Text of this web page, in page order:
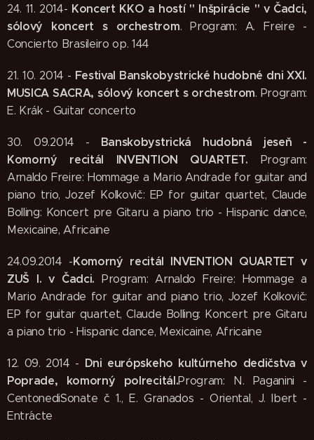
24. 11. 2014- Koncert KKO a hostí " Inšpirácie " v Čadci,
sólový koncert s orchestrom. Program: A. Freire -
Concierto Brasileiro op. 144
21. 10. 2014 - Festival Banskobystrické hudobné dni XXI.
MUSICA SACRA, sólový koncert s orchestrom. Program:
E. Krák - Guitar concerto
30. 09.2014 - Banskobystrická hudobná jeseň -
Komorný recitál INVENTION QUARTET. Program:
Arnaldo Freire: Hommage a Mario Andrade for guitar and
piano trio, Jozef Kolkovič: EP for guitar quartet, Claude
Bolling: Koncert pre Gitaru a piano trio - Hispanic dance,
Mexicaine, Africaine
24.09.2014 -Komorný recitál INVENTION QUARTET v
ZUŠ I. v Čadci. Program: Arnaldo Freire: Hommage a
Mario Andrade for guitar and piano trio, Jozef Kolkovič:
EP for guitar quartet, Claude Bolling: Koncert pre Gitaru
a piano trio - Hispanic dance, Mexicaine, Africaine
12. 09. 2014 - Dni európskeho kultúrneho dedičstva v
Poprade, komorný polrecitál.Program: N. Paganini -
CentonediSonate č 1., E. Granados - Oriental, J. Ibert -
Entr´acte